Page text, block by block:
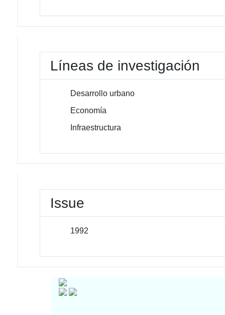
Líneas de investigación
Desarrollo urbano
Economía
Infraestructura
Issue
1992